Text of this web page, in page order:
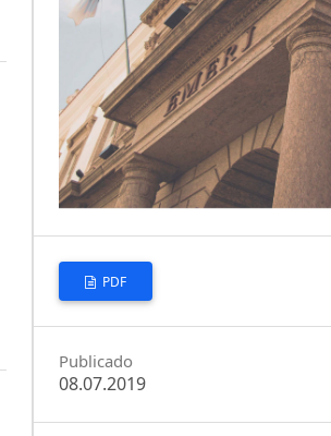
PDF
Publicado
08.07.2019